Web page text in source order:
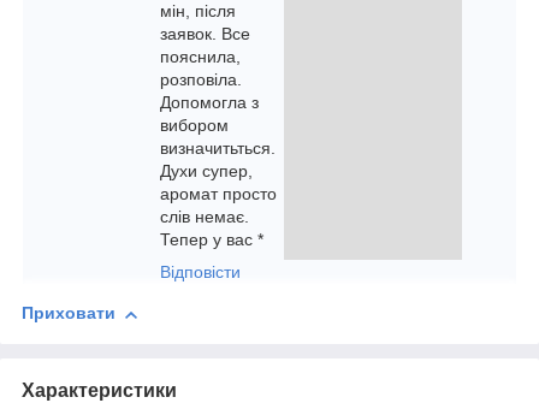
мін, після
заявок. Все
пояснила,
розповіла.
Допомогла з
вибором
визначитьться.
Духи супер,
аромат просто
слів немає.
Тепер у вас *
Відповісти
Приховати
Характеристики